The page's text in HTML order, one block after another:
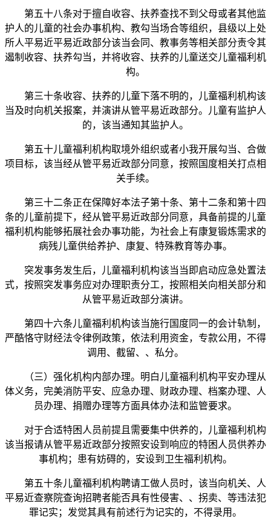
第五十八条对于擅自收容、扶养查找不到父母或者其他监
护人的儿童的社会办事机构、教勾当场合等组织，县级以上处
所人平易近平易近政部分该当会同、教事务等相关部分责令其
遏制收容、扶养勾当，并将收容、扶养的儿童送交儿童福利机
构。
第三十条收容、扶养的儿童下落不明的，儿童福利机构该
当及时向机关报案，并演讲从管平易近政部分。儿童有监护人
的，该当通知其监护人。
第五十儿童福利机构取境外组织或者小我开展勾当、合做
项目标，该当经从管平易近政部分同意，按照国度相关打点相
关手续。
第三十二条正在保障好本法子第十条、第十二条和第十四
条的儿童前提下，经从管平易近政部分同意，具备前提的儿童
福利机构能够拓展社会办事功能，为社会上有康复锻炼需求的
病残儿童供给养护、康复、特殊教育等办事。
突发事务发生后，儿童福利机构该当当即启动应急处置法
式，按照突发事务应对办理职责分工，按照相关向相关部分和
从管平易近政部分演讲。
第四十六条儿童福利机构该当施行国度同一的会计轨制，
严酷恪守财经法令律例政策，依法利用资金，专款公用，不得
调用、截留、、私分。
（三）强化机构内部办理。明白儿童福利机构平安办理从
体义务，完美消防平安、应急办理、财政办理、档案办理、人
员办理、捐赠办理等方面具体办法和监管要求。
对于合适特困人员前提且需要集中供养的，儿童福利机构
该当报请从管平易近政部分按照安设到响应的特困人员供养办
事机构；患有妨碍的，安设到卫生福利机构。
第五十条儿童福利机构聘请工做人员时，该当向机关、人
平易近查察院查询招聘者能否具有性侵害、、拐卖、等违法犯
罪记实；发觉其具有前述行为记实的，不得录用。